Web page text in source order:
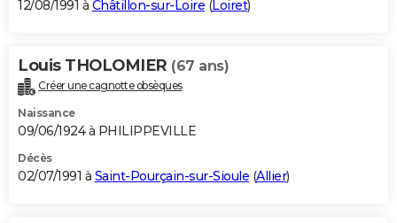
12/08/1991 à Châtillon-sur-Loire (Loiret)
Louis THOLOMIER (67 ans)
Créer une cagnotte obsèques
Naissance
09/06/1924 à PHILIPPEVILLE
Décès
02/07/1991 à Saint-Pourçain-sur-Sioule (Allier)